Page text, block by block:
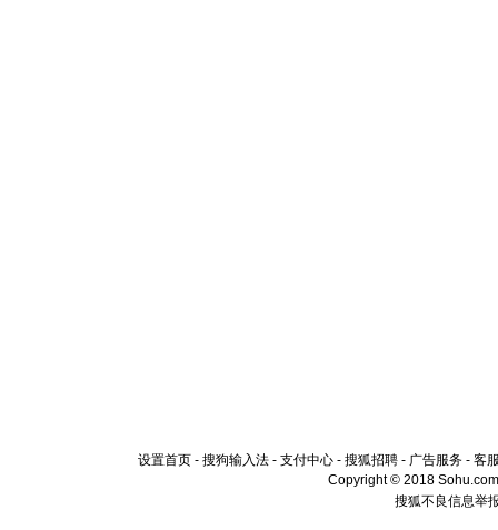
设置首页 - 搜狗输入法 - 支付中心 - 搜狐招聘 - 广告服务 - 客
Copyright © 2018
搜狐不良信息举